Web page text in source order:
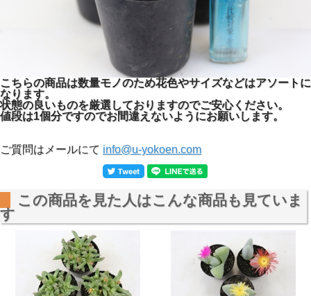
こちらの商品は数量モノのため花色やサイズなどはアソートに
なります。
状態の良いものを厳選しておりますのでご安心ください。
値段は1個分ですのでお間違えないようにお願いします。
ご質問はメールにて info@u-yokoen.com
この商品を見た人はこんな商品も見ていま
す